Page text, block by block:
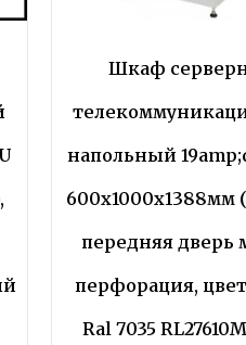
Шкаф
напольный
600x1000x1388мм
передняя дверь
перфорация,
Ral 7035